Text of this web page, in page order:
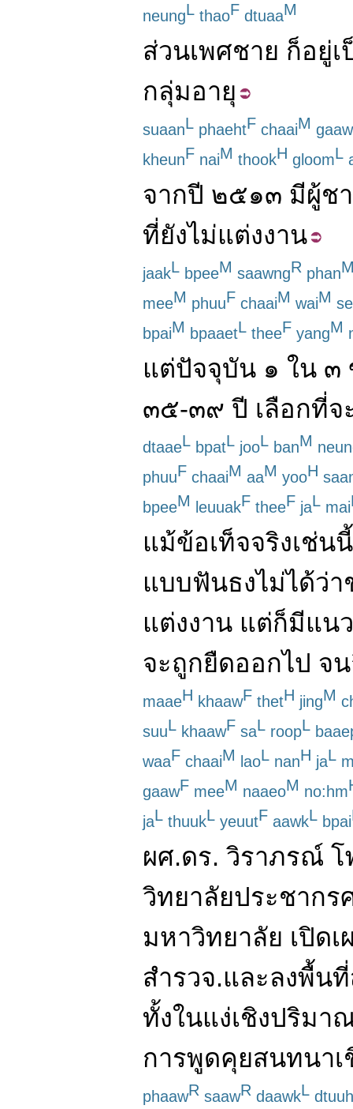
neungL thaoF dtuaaM
ส่วนเพศชาย ก็อยู่
กลุ่มอายุ
suaanL phaehtF chaaiM gaaw
kheunF naiM thookH gloomL
จากปี ๒๕๑๓ มีผู้ช
ที่ยังไม่แต่งงาน
jaakL bpeeM saawngR phan
meeM phuuF chaaiM waiM
bpaiM bpaaetL theeF yangM
แต่ปัจจุบัน ๑ ใน ๓
๓๕-๓๙ ปี เลือกที่จ
dtaaeL bpatL jooL banM
phuuF chaaiM aaM yooH
bpeeM leuuakF theeF jaL mai
แม้ข้อเท็จจริงเช่นนี้
แบบฟันธงไม่ได้ว่า
แต่งงาน แต่ก็มีแน
จะถูกยืดออกไป จ
maaeH khaawF thetH jingM
suuL khaawF saL roopL
waaF chaaiM laoL nanH jaL
gaawF meeM naaeoM no:hm
jaL thuukL yeuutF aawkL bpai
ผศ.ดร. วิราภรณ์ โ
วิทยาลัยประชากร
มหาวิทยาลัย เปิดเ
สำรวจ.และลงพื้นที่
ทั้งในแง่เชิงปริมา
การพูดคุยสนทนา
phaawR saawR daawkL